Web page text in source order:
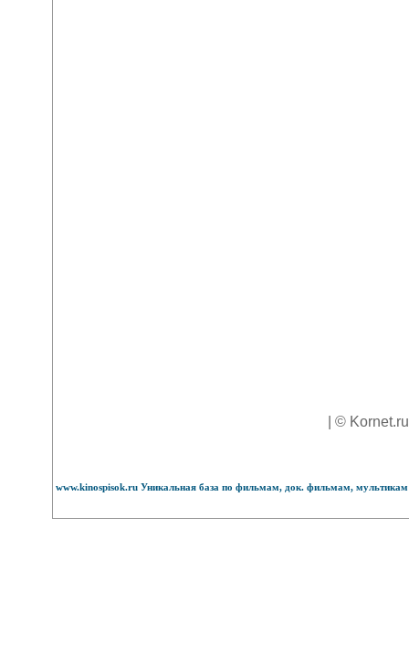
| ©
www.kinospisok.ru Уникальная база по фильмам, док. фильмам,